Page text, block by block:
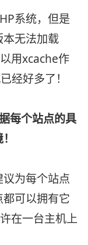
系统，但是
无法加载
用xcache作
经好多了！
每个站点的具
为每个站点
可以拥有它
在一台主机上